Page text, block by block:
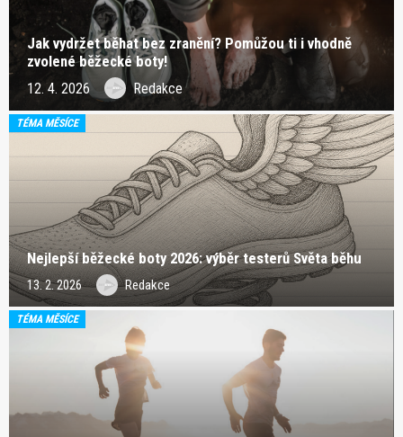
Jak vydržet běhat bez zranění? Pomůžou ti i vhodně
zvolené běžecké boty!
12. 4. 2026 Redakce
TÉMA MĚSÍCE
Nejlepší běžecké boty 2026: výběr testerů Světa běhu
13. 2. 2026 Redakce
TÉMA MĚSÍCE